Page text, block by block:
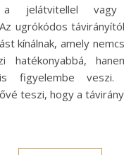
jelátvitellel vagy
ugrókódos
kínálnak, amely
hatékonyabbá,
figyelembe veszi.
teszi, hogy a